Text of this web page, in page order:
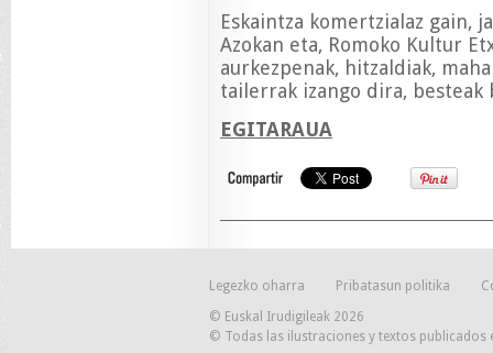
Eskaintza komertzialaz gain,
Azokan eta, Romoko Kultur
aurkezpenak, hitzaldiak,
tailerrak izango dira, besteak
EGITARAUA
Legezko oharra Pribatasun politika
© Euskal Irudigileak 2026
© Todas las ilustraciones y textos publicados